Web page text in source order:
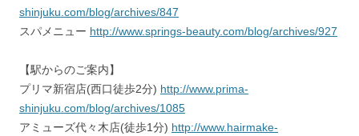
shinjuku.com/blog/archives/847
スパメニュー http://www.springs-beauty.com/blog/archives/927
【駅からのご案内】
プリマ新宿店(西口徒歩2分) http://www.prima-
shinjuku.com/blog/archives/1085
アミューズ代々木店(徒歩1分) http://www.hairmake-